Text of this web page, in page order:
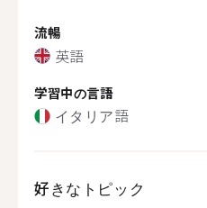
流暢
英語
学習中の言語
イタリア語
好きなトピック